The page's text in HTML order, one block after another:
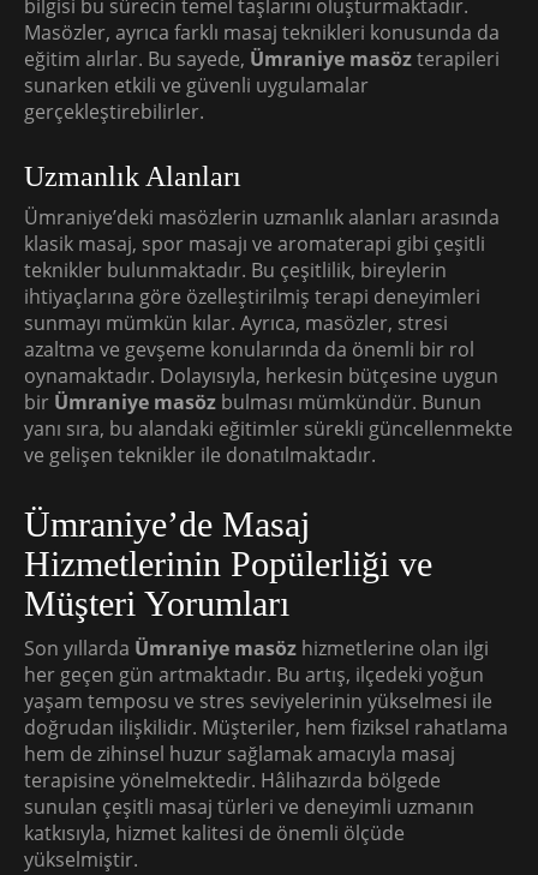
bilgisi bu sürecin temel taşlarını oluşturmaktadır.
Masözler, ayrıca farklı masaj teknikleri konusunda da
eğitim alırlar. Bu sayede, Ümraniye masözterapileri
sunarken etkili ve güvenli uygulamalar
gerçekleştirebilirler.
Uzmanlık Alanları
Ümraniye’deki masözlerin uzmanlık alanları arasında
klasik masaj, spor masajı ve aromaterapi gibi çeşitli
teknikler bulunmaktadır. Bu çeşitlilik, bireylerin
ihtiyaçlarına göre özelleştirilmiş terapi deneyimleri
sunmayı mümkün kılar. Ayrıca, masözler, stresi
azaltma ve gevşeme konularında da önemli bir rol
oynamaktadır. Dolayısıyla, herkesin bütçesine uygun
bir Ümraniye masöz bulması mümkündür. Bunun
yanı sıra, bu alandaki eğitimler sürekli güncellenmekte
ve gelişen teknikler ile donatılmaktadır.
Ümraniye’de Masaj
Hizmetlerinin Popülerliği ve
Müşteri Yorumları
Son yıllarda Ümraniye masöz hizmetlerine olan ilgi
her geçen gün artmaktadır. Bu artış, ilçedeki yoğun
yaşam temposu ve stres seviyelerinin yükselmesi ile
doğrudan ilişkilidir. Müşteriler, hem fiziksel rahatlama
hem de zihinsel huzur sağlamak amacıyla masaj
terapisine yönelmektedir. Hâlihazırda bölgede
sunulan çeşitli masaj türleri ve deneyimli uzmanın
katkısıyla, hizmet kalitesi de önemli ölçüde
yükselmiştir.